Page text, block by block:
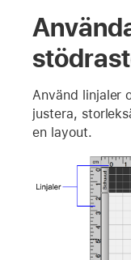
Använd linjaler
justera,
en layout.